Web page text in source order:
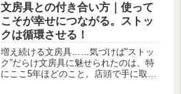
目的で使うノートに、立派さや高級感
は必要ありませんでした。むしろ、...
文房具との付き合い方｜使って
こそが幸せにつながる。ストッ
クは循環させる！
増え続ける文房具……気づけば“ストッ
ク”だらけ文房具に魅せられたのは、特
にここ5年ほどのこと。店頭で手に取れ